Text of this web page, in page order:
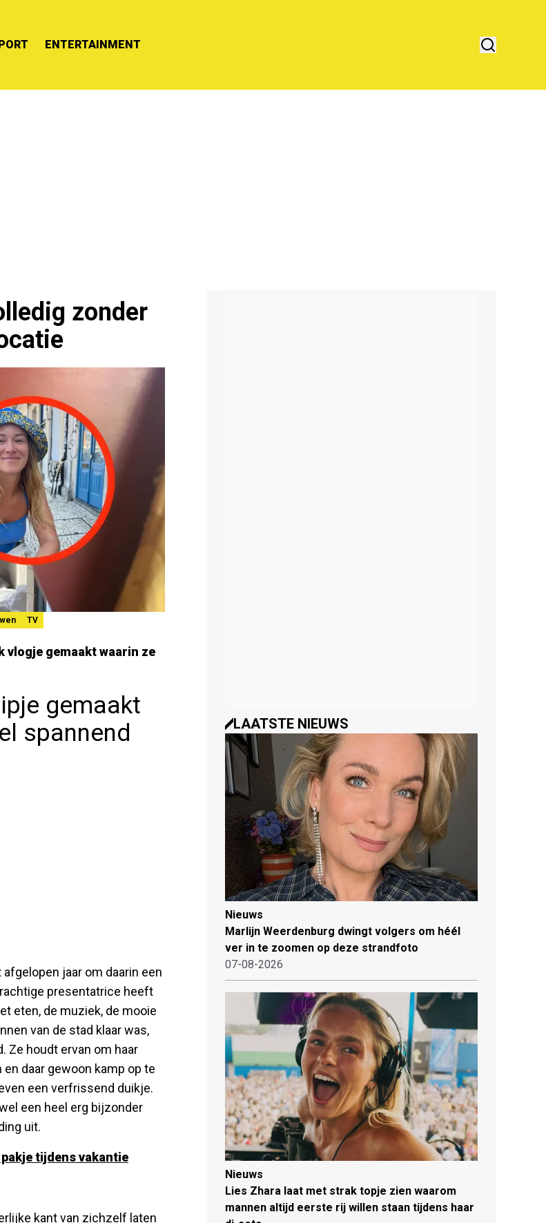
ENTERTAINMENT
zonder
TV
vlogje gemaakt waarin ze
gemaakt
spannend
jaar om daarin een
presentatrice heeft
eten, de muziek, de mooie
van de stad klaar was,
Ze houdt ervan om haar
daar gewoon kamp op te
een verfrissend duikje.
een heel erg bijzonder
uit.
tijdens vakantie
kant van zichzelf laten
LAATSTE NIEUWS
Nieuws
Marlijn Weerdenburg dwingt volgers om héél
ver in te zoomen op deze strandfoto
07-08-2026
Nieuws
Lies Zhara laat met strak topje zien waarom
mannen altijd eerste rij willen staan tijdens haar